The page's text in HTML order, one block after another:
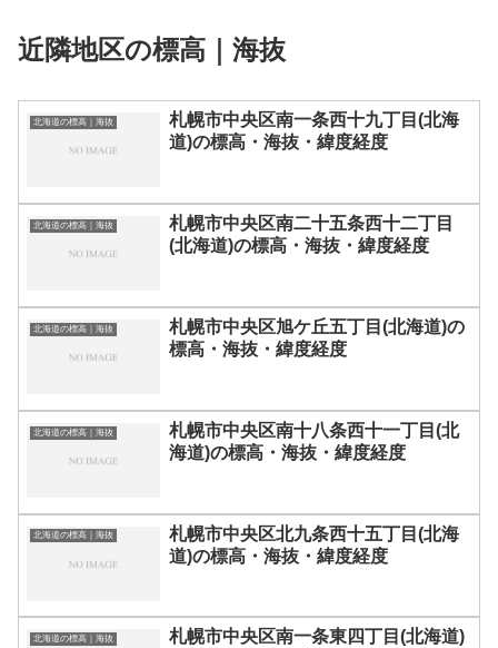
近隣地区の標高｜海抜
北海道の標高｜海抜
札幌市中央区南一条西十九丁目(北海
道)の標高・海抜・緯度経度
北海道の標高｜海抜
札幌市中央区南二十五条西十二丁目
(北海道)の標高・海抜・緯度経度
北海道の標高｜海抜
札幌市中央区旭ケ丘五丁目(北海道)の
標高・海抜・緯度経度
北海道の標高｜海抜
札幌市中央区南十八条西十一丁目(北
海道)の標高・海抜・緯度経度
北海道の標高｜海抜
札幌市中央区北九条西十五丁目(北海
道)の標高・海抜・緯度経度
北海道の標高｜海抜
札幌市中央区南一条東四丁目(北海道)